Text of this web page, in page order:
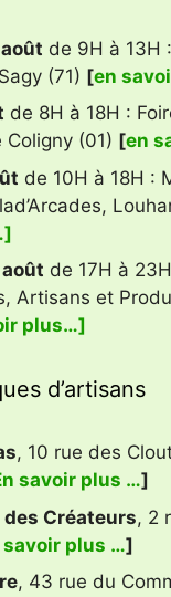
de 9H à 13H
(71) [en
de 8H à 18H :
Coligny (01) [en
de 10H à 18H :
de 17H à
Artisans et
plus…]
d’artisans
, 10 rue des
savoir plus …]
Créateurs, 2
savoir plus …]
, 43 rue du